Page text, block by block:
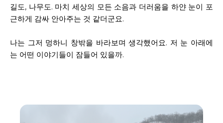
길도, 나무도. 마치 세상의 모든 소음과 더러움을 하얀 눈이 포
근하게 감싸 안아주는 것 같더군요.
나는 그저 멍하니 창밖을 바라보며 생각했어요. 저 눈 아래에
는 어떤 이야기들이 잠들어 있을까.